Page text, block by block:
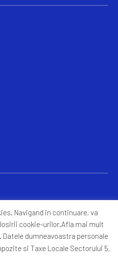
Navigand in continuare, va
cookie-urilor.Afla mai mult
. Datele dumneavoastra personale
si Taxe Locale Sectorului 5,